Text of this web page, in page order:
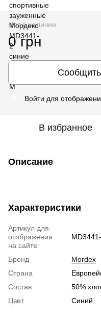
Нет в наличии
0 грн
Войти для
В избранное
Описание
Характеристики
Артикул для
отображения
на сайте
Бренд
Mordex
Страна
Состав
50%
Цвет
Синий